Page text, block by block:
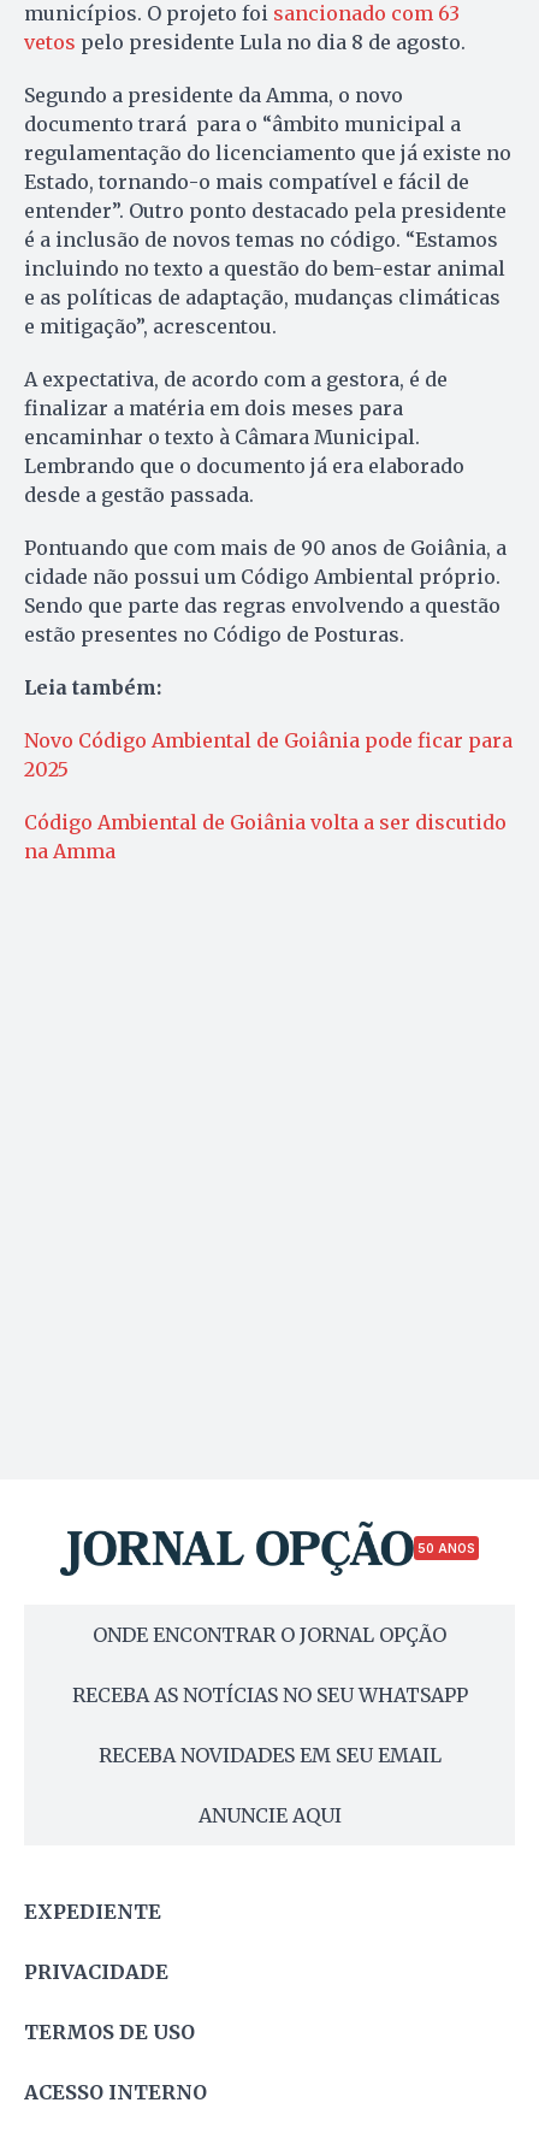
municípios. O projeto foi sancionado com 63
vetos pelo presidente Lula no dia 8 de agosto.
Segundo a presidente da Amma, o novo
documento trará para o “âmbito municipal a
regulamentação do licenciamento que já existe no
Estado, tornando-o mais compatível e fácil de
entender”. Outro ponto destacado pela presidente
é a inclusão de novos temas no código. “Estamos
incluindo no texto a questão do bem-estar animal
e as políticas de adaptação, mudanças climáticas
e mitigação”, acrescentou.
A expectativa, de acordo com a gestora, é de
finalizar a matéria em dois meses para
encaminhar o texto à Câmara Municipal.
Lembrando que o documento já era elaborado
desde a gestão passada.
Pontuando que com mais de 90 anos de Goiânia, a
cidade não possui um Código Ambiental próprio.
Sendo que parte das regras envolvendo a questão
estão presentes no Código de Posturas.
Leia também:
Novo Código Ambiental de Goiânia pode ficar para
2025
Código Ambiental de Goiânia volta a ser discutido
na Amma
50 ANOS
ONDE ENCONTRAR O JORNAL OPÇÃO
RECEBA AS NOTÍCIAS NO SEU WHATSAPP
RECEBA NOVIDADES EM SEU EMAIL
ANUNCIE AQUI
EXPEDIENTE
PRIVACIDADE
TERMOS DE USO
ACESSO INTERNO